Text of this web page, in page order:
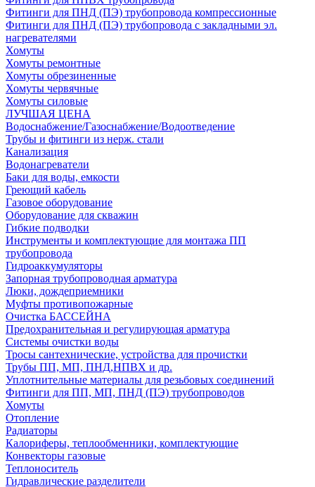
Фитинги для ПНД (ПЭ) трубопровода компрессионные
Фитинги для ПНД (ПЭ) трубопровода с закладными эл.
нагревателями
Хомуты
Хомуты ремонтные
Хомуты обрезиненные
Хомуты червячные
Хомуты силовые
ЛУЧШАЯ ЦЕНА
Водоснабжение/Газоснабжение/Водоотведение
Трубы и фитинги из нерж. стали
Канализация
Водонагреватели
Баки для воды, емкости
Греющий кабель
Газовое оборудование
Оборудование для скважин
Гибкие подводки
Инструменты и комплектующие для монтажа ПП
трубопровода
Гидроаккумуляторы
Запорная трубопроводная арматура
Люки, дождеприемники
Муфты противопожарные
Очистка БАССЕЙНА
Предохранительная и регулирующая арматура
Системы очистки воды
Тросы сантехнические, устройства для прочистки
Трубы ПП, МП, ПНД,НПВХ и др.
Уплотнительные материалы для резьбовых соединений
Фитинги для ПП, МП, ПНД (ПЭ) трубопроводов
Хомуты
Отопление
Радиаторы
Калориферы, теплообменники, комплектующие
Конвекторы газовые
Теплоноситель
Гидравлические разделители